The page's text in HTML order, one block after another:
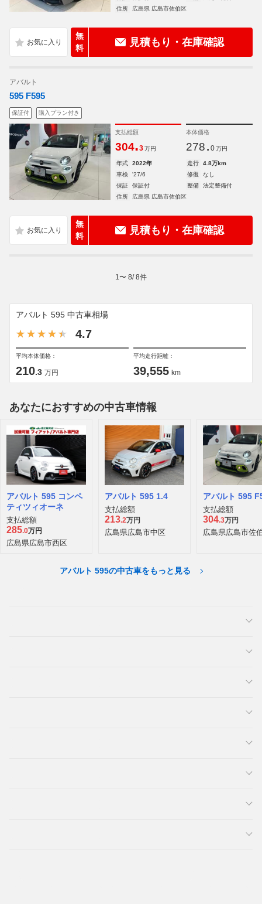
住所
広島県 広島市佐伯区
無
料
見積もり・在庫確認
アバルト
595 F595
保証付 購入プラン付き
支払総額
304.3 万円
本体価格
278. 0 万円
年式 2022年 走行
4.8万km
車検
'27/6 修復
なし
保証
保証付 整備
法定整備付
住所
広島県 広島市佐伯区
無
料
見積もり・在庫確認
1 〜 8/8件
アバルト 595 中古車相場
4.7
平均本体価格：
210.3 万円
平均走行距離：
39,555 km
あなたにおすすめの中古車情報
アバルト 595 コンペ
ティツィオーネ
支払総額
285.0万円
広島県広島市西区
アバルト 595 1.4
支払総額
213.2万円
広島県広島市中区
アバルト 595
支払総額
304.3万円
広島県広島市佐
アバルト 595の中古車をもっと見る